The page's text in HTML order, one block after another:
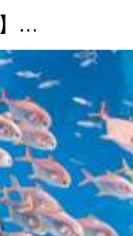
【珠海长隆年卡】海洋王国年卡电子票